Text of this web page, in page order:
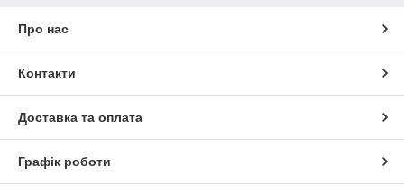
Про нас
Контакти
Доставка та оплата
Графік роботи